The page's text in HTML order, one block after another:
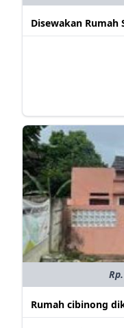
Disewakan Rumah
Rumah cibinong